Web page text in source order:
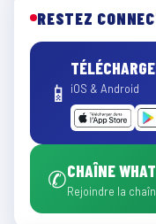
RESTEZ
📱 iOS & Android
✆CHAÎNE
Rejoindre la